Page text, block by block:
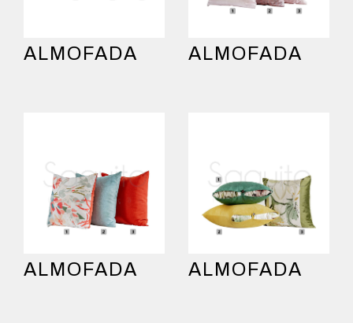
ALMOFADA ALMOFADA
ALMOFADA ALMOFADA